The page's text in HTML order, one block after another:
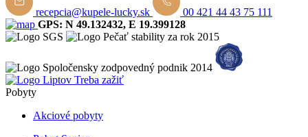
recepcia@kupele-lucky.sk
00 421 44 43 75 111
GPS: N 49.132432, E 19.399128
Pobyty
Akciové pobyty